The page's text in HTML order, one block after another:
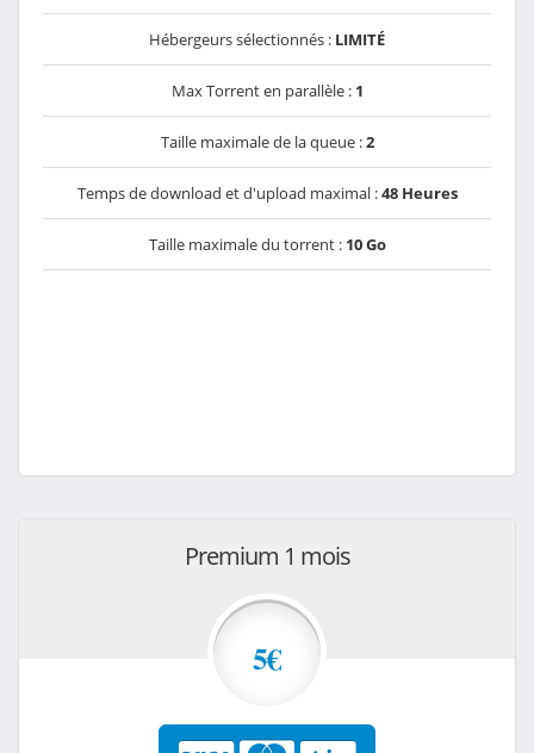
Hébergeurs sélectionnés : LIMITÉ
Max Torrent en parallèle : 1
Taille maximale de la queue :2
Temps de download et d'upload maximal :48 Heures
Taille maximale du torrent : 10 Go
Premium 1 mois
5€